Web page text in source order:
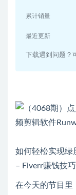
累计销量
最近更新
下载遇到问题
如何轻松实现绿
– Fiverr赚钱技巧
在今天的节目里